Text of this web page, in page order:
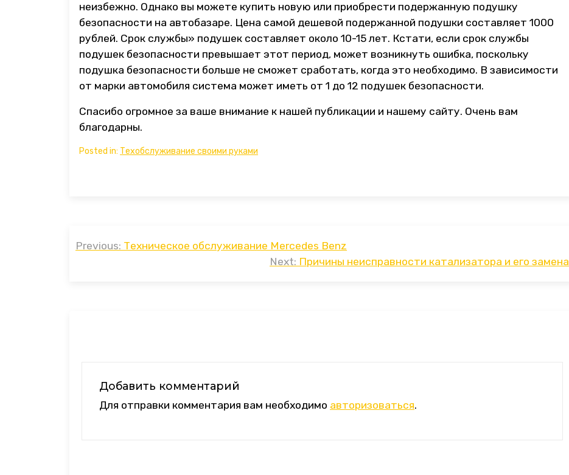
неизбежно. Однако вы можете купить новую или приобрести подержанную подушку
безопасности на автобазаре. Цена самой дешевой подержанной подушки составляет 1000
рублей. Срок службы» подушек составляет около 10-15 лет. Кстати, если срок службы
подушек безопасности превышает этот период, может возникнуть ошибка, поскольку
подушка безопасности больше не сможет сработать, когда это необходимо. В зависимости
от марки автомобиля система может иметь от 1 до 12 подушек безопасности.
Спасибо огромное за ваше внимание к нашей публикации и нашему сайту. Очень вам
благодарны.
Posted in: Техобслуживание своими руками
Навигация
Previous: Техническое обслуживание Mercedes Benz
Next: Причины неисправности катализатора и его замена
Добавить комментарий
Для отправки комментария вам необходимо авторизоваться.